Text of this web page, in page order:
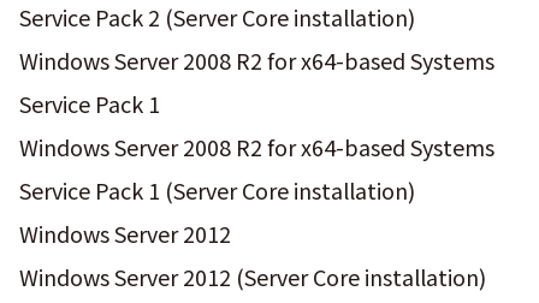
Service Pack 2 (Server Core installation)
Windows Server 2008 R2 for x64-based Systems
Service Pack 1
Windows Server 2008 R2 for x64-based Systems
Service Pack 1 (Server Core installation)
Windows Server 2012
Windows Server 2012 (Server Core installation)